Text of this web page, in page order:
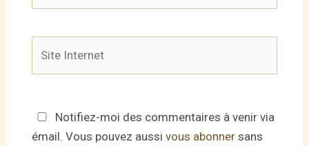
Notifiez-moi des commentaires à venir via
émail. Vous pouvez aussi vous abonnersans